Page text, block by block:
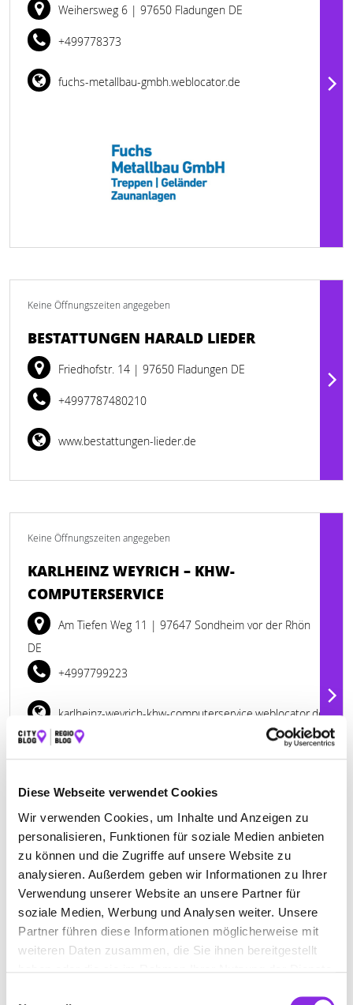
Diese Webseite verwendet Cookies
Wir verwenden Cookies, um Inhalte und Anzeigen zu
personalisieren, Funktionen für soziale Medien anbieten
zu können und die Zugriffe auf unsere Website zu
analysieren. Außerdem geben wir Informationen zu Ihrer
Verwendung unserer Website an unsere Partner für
soziale Medien, Werbung und Analysen weiter. Unsere
Partner führen diese Informationen möglicherweise mit
weiteren Daten zusammen, die Sie ihnen bereitgestellt
Weihersweg 6 | 97650 Fladungen DE
+499778373
fuchs-metallbau-gmbh.weblocator.de
Keine Öffnungszeiten angegeben
BESTATTUNGEN HARALD LIEDER
Friedhofstr. 14 | 97650 Fladungen DE
+4997787480210
www.bestattungen-lieder.de
Keine Öffnungszeiten angegeben
KARLHEINZ WEYRICH – KHW-
COMPUTERSERVICE
Am Tiefen Weg 11 | 97647 Sondheim vor der Rhön
DE
+4997799223
karlheinz-weyrich-khw-computerservice.weblocator.de
BESTATTUNGEN A. & T. SCHLEMBACH